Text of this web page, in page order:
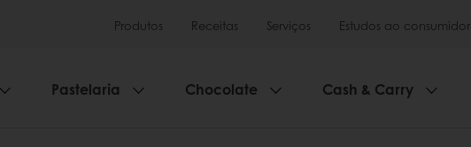
Produtos Receitas Serviços Estudos ao consumidor
Pastelaria Chocolate Cash & Carry